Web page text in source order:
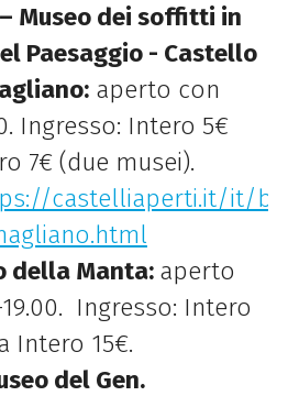
Museo dei soffitti in
Paesaggio - Castello
aperto con
Ingresso: Intero 5€
7€ (due musei).
castelliaperti.it/it/
della Manta: aperto
Ingresso: Intero
Intero 15€.
del Gen.